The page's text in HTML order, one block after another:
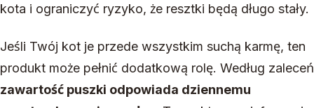
kota i ograniczyć ryzyko, że resztki będą długo stały.
Jeśli Twój kot je przede wszystkim suchą karmę, ten
produkt może pełnić dodatkową rolę. Według
zawartość puszki odpowiada dziennemu